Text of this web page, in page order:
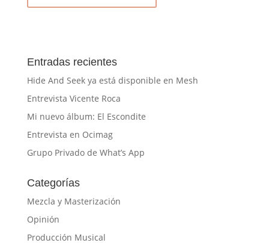
Entradas recientes
Hide And Seek ya está disponible en Mesh
Entrevista Vicente Roca
Mi nuevo álbum: El Escondite
Entrevista en Ocimag
Grupo Privado de What’s App
Categorías
Mezcla y Masterización
Opinión
Producción Musical